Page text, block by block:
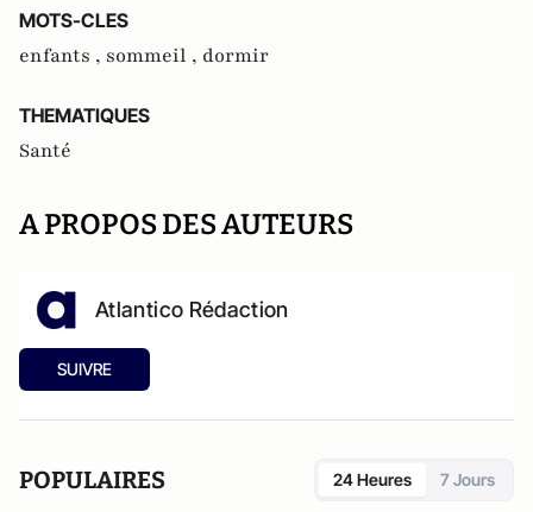
MOTS-CLES
enfants , sommeil , dormir
THEMATIQUES
Santé
A PROPOS DES AUTEURS
Atlantico Rédaction
SUIVRE
POPULAIRES 24 Heures 7 Jours